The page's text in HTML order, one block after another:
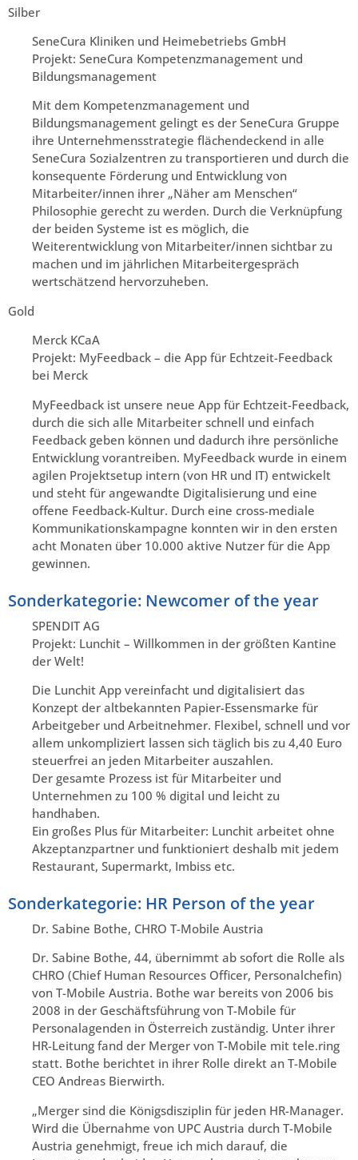
Silber
SeneCura Kliniken und Heimebetriebs GmbH
Projekt: SeneCura Kompetenzmanagement und
Bildungsmanagement
Mit dem Kompetenzmanagement und
Bildungsmanagement gelingt es der SeneCura Gruppe
ihre Unternehmensstrategie flächendeckend in alle
SeneCura Sozialzentren zu transportieren und durch die
konsequente Förderung und Entwicklung von
Mitarbeiter/innen ihrer „Näher am Menschen“
Philosophie gerecht zu werden. Durch die Verknüpfung
der beiden Systeme ist es möglich, die
Weiterentwicklung von Mitarbeiter/innen sichtbar zu
machen und im jährlichen Mitarbeitergespräch
wertschätzend hervorzuheben.
Gold
Merck KCaA
Projekt: MyFeedback – die App für Echtzeit-Feedback
bei Merck
MyFeedback ist unsere neue App für Echtzeit-Feedback,
durch die sich alle Mitarbeiter schnell und einfach
Feedback geben können und dadurch ihre persönliche
Entwicklung vorantreiben. MyFeedback wurde in einem
agilen Projektsetup intern (von HR und IT) entwickelt
und steht für angewandte Digitalisierung und eine
offene Feedback-Kultur. Durch eine cross-mediale
Kommunikationskampagne konnten wir in den ersten
acht Monaten über 10.000 aktive Nutzer für die App
gewinnen.
Sonderkategorie: Newcomer of the year
SPENDIT AG
Projekt: Lunchit – Willkommen in der größten Kantine
der Welt!
Die Lunchit App vereinfacht und digitalisiert das
Konzept der altbekannten Papier-Essensmarke für
Arbeitgeber und Arbeitnehmer. Flexibel, schnell und vor
allem unkompliziert lassen sich täglich bis zu 4,40 Euro
steuerfrei an jeden Mitarbeiter auszahlen.
Der gesamte Prozess ist für Mitarbeiter und
Unternehmen zu 100 % digital und leicht zu
handhaben.
Ein großes Plus für Mitarbeiter: Lunchit arbeitet ohne
Akzeptanzpartner und funktioniert deshalb mit jedem
Restaurant, Supermarkt, Imbiss etc.
Sonderkategorie: HR Person of the year
Dr. Sabine Bothe, CHRO T-Mobile Austria
Dr. Sabine Bothe, 44, übernimmt ab sofort die Rolle als
CHRO (Chief Human Resources Officer, Personalchefin)
von T-Mobile Austria. Bothe war bereits von 2006 bis
2008 in der Geschäftsführung von T-Mobile für
Personalagenden in Österreich zuständig. Unter ihrer
HR-Leitung fand der Merger von T-Mobile mit tele.ring
statt. Bothe berichtet in ihrer Rolle direkt an T-Mobile
CEO Andreas Bierwirth.
„Merger sind die Königsdisziplin für jeden HR-Manager.
Wird die Übernahme von UPC Austria durch T-Mobile
Austria genehmigt, freue ich mich darauf, die